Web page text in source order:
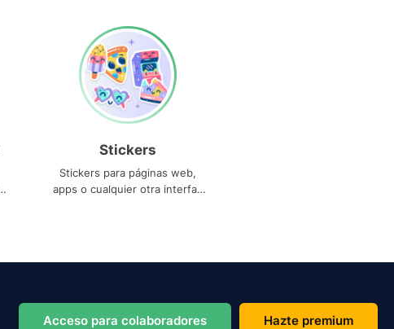
Stickers
Stickers para páginas web,
apps o cualquier otra interfaz
Acceso para colaboradores Hazte premium